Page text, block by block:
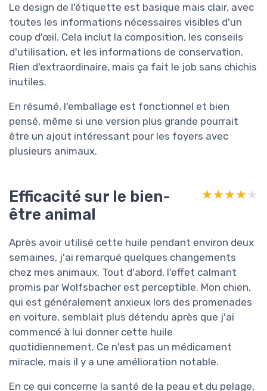
Le design de l'étiquette est basique mais clair, avec
toutes les informations nécessaires visibles d'un
coup d'œil. Cela inclut la composition, les conseils
d'utilisation, et les informations de conservation.
Rien d'extraordinaire, mais ça fait le job sans chichis
inutiles.
En résumé, l'emballage est fonctionnel et bien
pensé, même si une version plus grande pourrait
être un ajout intéressant pour les foyers avec
plusieurs animaux.
Efficacité sur le bien-
être animal
★★★★★
★★★★★
Après avoir utilisé cette huile pendant environ deux
semaines, j'ai remarqué quelques changements
chez mes animaux. Tout d'abord, l'effet calmant
promis par Wolfsbacher est perceptible. Mon chien,
qui est généralement anxieux lors des promenades
en voiture, semblait plus détendu après que j'ai
commencé à lui donner cette huile
quotidiennement. Ce n'est pas un médicament
miracle, mais il y a une amélioration notable.
En ce qui concerne la santé de la peau et du pelage,